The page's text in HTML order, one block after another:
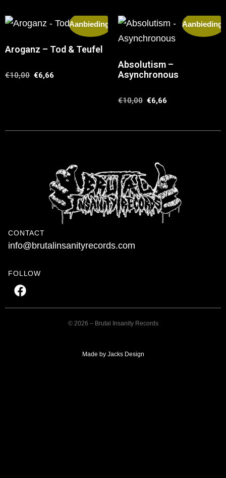
Aanbieding!
Aroganz – Tod & Teufel
€10,00 €6,66
Aanbieding!
Absolutism –
Asynchronous
€10,00 €6,66
CONTACT
info@brutalinsanityrecords.com
FOLLOW
© 2026 – Brutal Insanity Records
Made by Jacks Design